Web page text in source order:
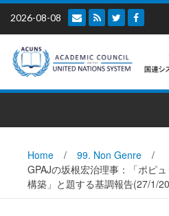
Skip
content
2026-08-08
Home / 99. Non Genre
/
GPAJの坂根宏治理事：「ポピ
構築」と題する基調報告(27/1/